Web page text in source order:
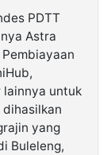
PDTT
Astra
lainnya untuk
yang
Buleleng,